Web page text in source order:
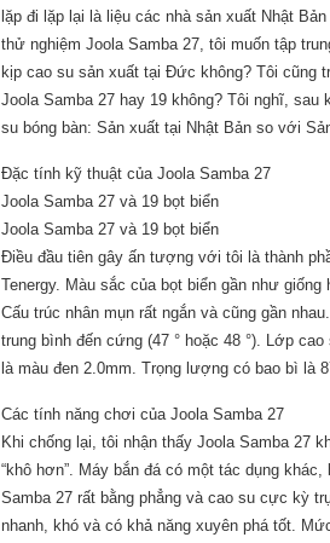
lặp đi lặp lại là liệu các nhà sản xuất Nhật
thử nghiệm Joola Samba 27, tôi muốn tập
kịp cao su sản xuất tại Đức không? Tôi cũng
Joola Samba 27 hay 19 không? Tôi nghĩ,
su bóng bàn: Sản xuất tại Nhật Bản so với
Đặc tính kỹ thuật của Joola Samba 27
Joola Samba 27 và 19 bọt biển
Joola Samba 27 và 19 bọt biển
Điều đầu tiên gây ấn tượng với tôi là thành
Tenergy. Màu sắc của bọt biển gần như
Cấu trúc nhân mụn rất ngắn và cũng gần
trung bình đến cứng (47 ° hoặc 48 °). Lớp
là màu đen 2.0mm. Trọng lượng có bao bì là
Các tính năng chơi của Joola Samba 27
Khi chống lại, tôi nhận thấy Joola Samba 27
“khô hơn”. Máy bắn đá có một tác dụng
Samba 27 rất bằng phẳng và cao su cực kỳ
nhanh, khó và có khả năng xuyên phá tốt.